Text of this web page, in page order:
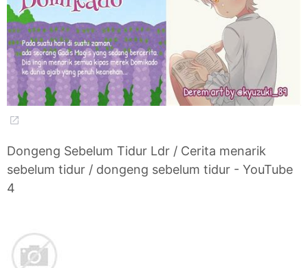
Dongeng Sebelum Tidur Ldr / Cerita menarik
sebelum tidur / dongeng sebelum tidur - YouTube
4